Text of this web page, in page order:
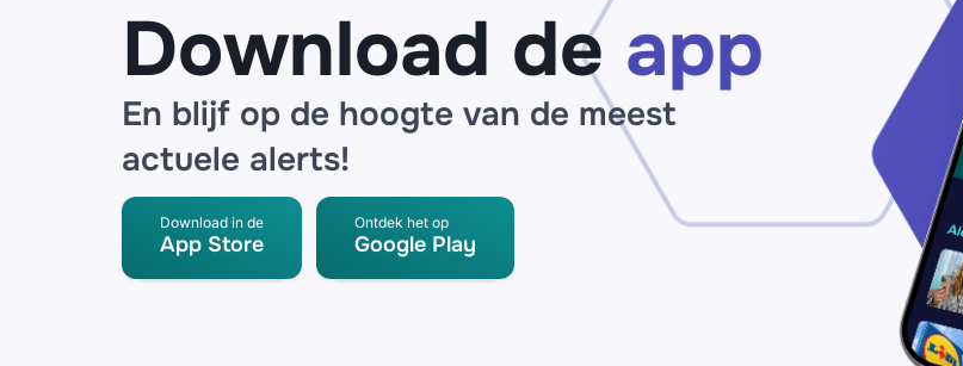
Download de app
En blijf op de hoogte van de meest
actuele alerts!
Download in de
App Store
Ontdek het op
Google Play